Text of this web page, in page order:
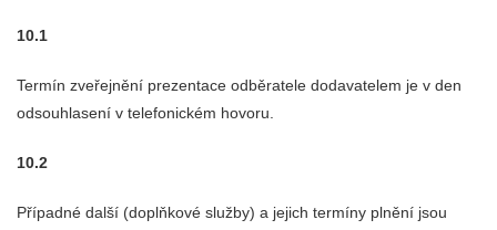
10.1
Termín zveřejnění prezentace odběratele dodavatelem je v den
odsouhlasení v telefonickém hovoru.
10.2
Případné další (doplňkové služby) a jejich termíny plnění jsou